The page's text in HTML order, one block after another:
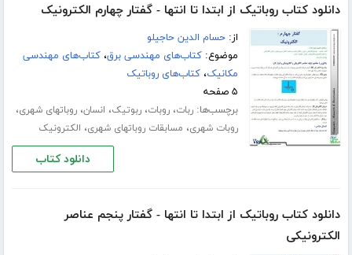
دانلود کتاب روباتیک از ابتدا تا انتها - گفتار چهارم الکترونیک
از:حسام الدین حاجیلو
موضوع:کتاب‌های مهندسی برق،کتاب‌های مهندسی
مکانیک،کتاب‌های روباتیک
۵ صفحه
برچسب‌ها:ربات،روبات،ربوتیک، انسان،روباتهای شهری،
روبات شهری، مسابقات روباتهای شهری، الکترونیک
دانلود کتاب
دانلود کتاب روباتیک از ابتدا تا انتها - گفتار پنجم عناصر
الکترونیکی